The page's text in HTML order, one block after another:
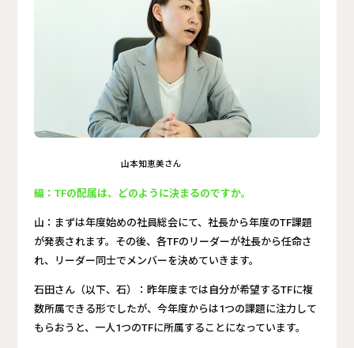
山本知恵美さん
編：TFの配属は、どのように決まるのですか。
山：まずは年度始めの社員総会にて、社長から年度のTF課題
が発表されます。その後、各TFのリーダーが社長から任命さ
れ、リーダー同士でメンバーを決めていきます。
石田さん（以下、石）：昨年度までは自分が希望するTFに複
数所属できる形でしたが、今年度からは1つの課題に注力して
もらおうと、一人1つのTFに所属することになっています。